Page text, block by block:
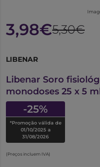
3,98€5,30€
LIBENAR
Libenar Soro
monodoses 25 x 5
-25%
*Promoção válida de
01/10/2025 a
31/08/2026
(Preços incluem IVA)